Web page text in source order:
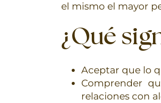
el mismo el mayor
¿Qué
Aceptar que lo
Comprender
relaciones con